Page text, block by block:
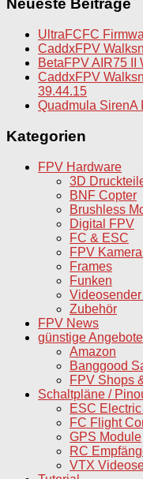
Neueste Beiträge
UltraFCFC
CaddxFPV
BetaFPV AIR75 II
CaddxFPV
39.44.15
Quadmula SirenA
Kategorien
FPV Hardware
3D
BNF Copter
Brushless
Digital FPV
FC & ESC
FPV
Frames
Funken
Zubehör
FPV News
günstige Angebote
Amazon
Banggood
FPV Shops
Schaltpläne /
ESC
FC Flight
GPS Module
RC
VTX